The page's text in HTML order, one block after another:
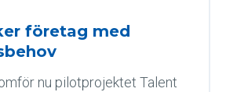
företag med
nu pilotprojektet Talent